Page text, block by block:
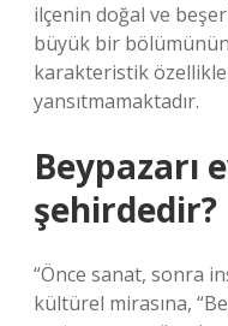
ilçenin doğal ve
büyük bir bölümünün
karakteristik
yansıtmamaktadır.
Beypazarı
şehirdedir?
“Önce sanat, sonra
kültürel mirasına,